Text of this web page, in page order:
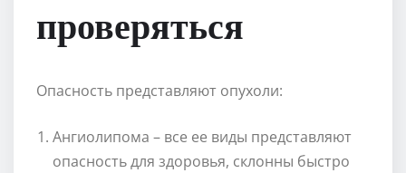
проверяться
Опасность представляют опухоли:
Ангиолипома – все ее виды представляют
опасность для здоровья, склонны быстро